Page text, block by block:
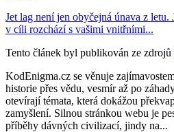
Jet lag není jen obyčejná únava z
v cíli rozchází s vašimi vnitřními...
Tento článek byl publikován ze zdrojů
KodEnigma.cz se věnuje
historie přes vědu, vesmír až po
otevírají témata, která dokážou
zamyšlení. Silnou stránkou webu je
příběhy dávných civilizací, jindy na...